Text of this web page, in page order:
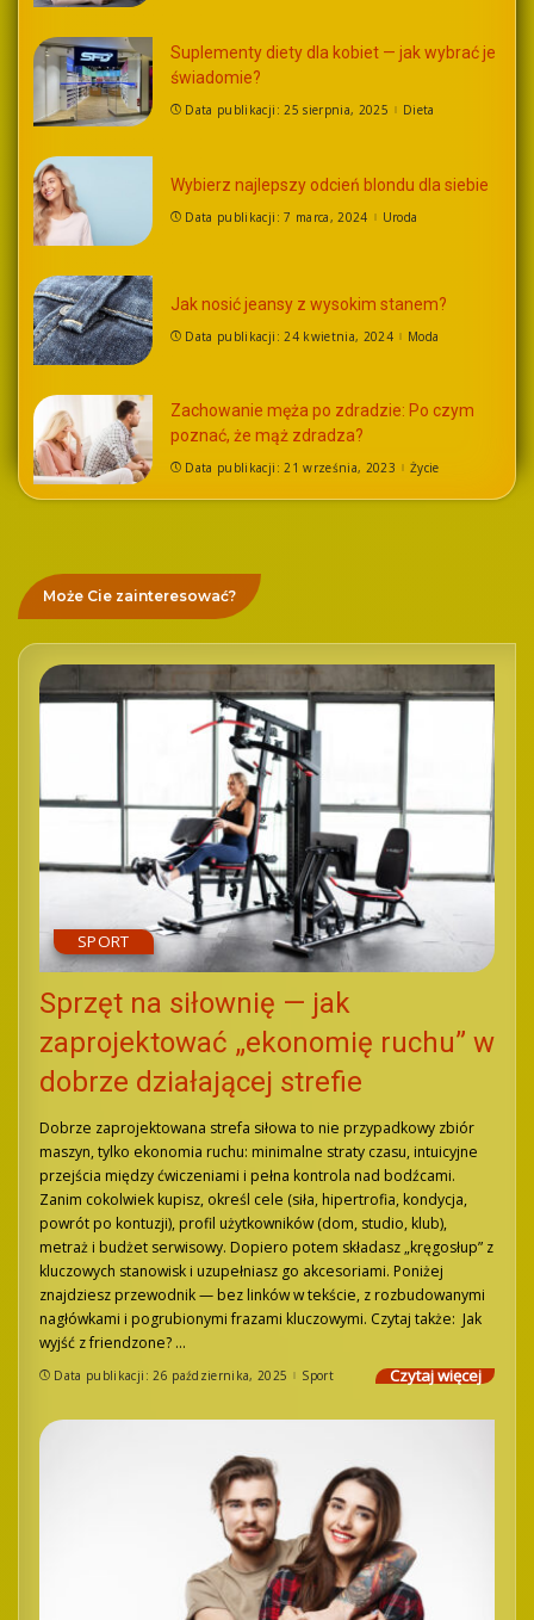
Suplementy diety dla kobiet — jak wybrać je
świadomie?
Data publikacji: 25 sierpnia, 2025 Dieta
Wybierz najlepszy odcień blondu dla siebie
Data publikacji: 7 marca, 2024 Uroda
Jak nosić jeansy z wysokim stanem?
Data publikacji: 24 kwietnia, 2024 Moda
Zachowanie męża po zdradzie: Po czym
poznać, że mąż zdradza?
Data publikacji: 21 września, 2023 Życie
Może Cie zainteresować?
SPORT
Sprzęt na siłownię — jak
zaprojektować „ekonomię ruchu” w
dobrze działającej strefie
Dobrze zaprojektowana strefa siłowa to nie przypadkowy zbiór
maszyn, tylko ekonomia ruchu: minimalne straty czasu, intuicyjne
przejścia między ćwiczeniami i pełna kontrola nad bodźcami.
Zanim cokolwiek kupisz, określ cele (siła, hipertrofia, kondycja,
powrót po kontuzji), profil użytkowników (dom, studio, klub),
metraż i budżet serwisowy. Dopiero potem składasz „kręgosłup” z
kluczowych stanowisk i uzupełniasz go akcesoriami. Poniżej
znajdziesz przewodnik — bez linków w tekście, z rozbudowanymi
nagłówkami i pogrubionymi frazami kluczowymi. Czytaj także: Jak
wyjść z friendzone? ...
Data publikacji: 26 października, 2025 Sport Czytaj więcej